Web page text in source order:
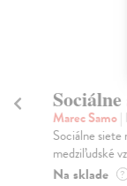
Marec Samo|
Sociálne siete
medziľudské
Na sklade ?